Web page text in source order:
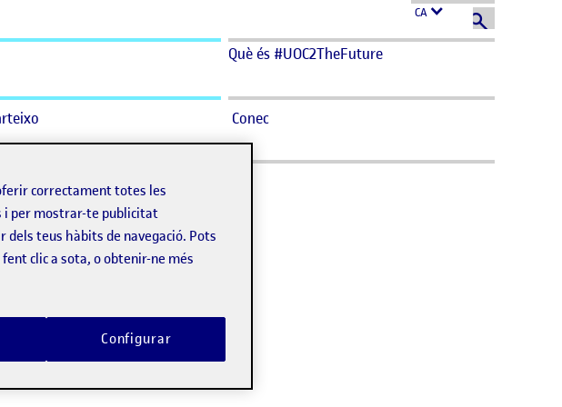
CA
Què és #UOC2TheFuture
Conec
correctament totes les
i per mostrar-te publicitat
teus hàbits de navegació. Pots
clic a sota, o obtenir-ne més
Configurar